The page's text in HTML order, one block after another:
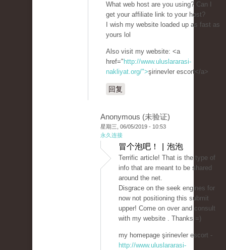
What web host are you using? Can I
get your affiliate link to your host?
I wish my website loaded up as fast as
yours lol
Also visit my website: <a
href=" http://www.uluslararasi-
nakliyat.org/">şirinevler escort</a>
回复
Anonymous (未验证)
星期三, 06/05/2019 - 10:53
永久连接
冒个泡吧！ | 泡泡
Terrific article! That is the type of
info that are meant to be shared
around the net.
Disgrace on the seek engines for
now not positioning this submit
upper! Come on over and consult
with my website . Thanks =)
my homepage şirinevler escort -
http://www.uluslararasi-